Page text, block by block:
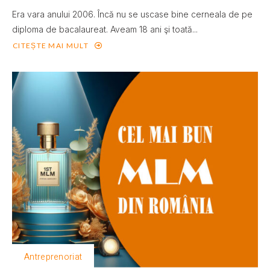
Era vara anului 2006. Încă nu se uscase bine cerneala de pe
diploma de bacalaureat. Aveam 18 ani şi toată...
CITEȘTE MAI MULT
Antreprenoriat